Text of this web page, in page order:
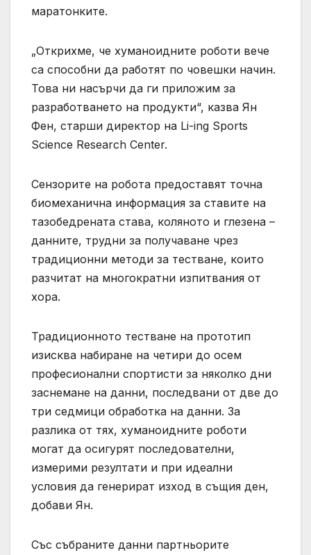
маратонките.
„Открихме, че хуманоидните роботи вече
са способни да работят по човешки начин.
Това ни насърчи да ги приложим за
разработването на продукти“, казва Ян
Фен, старши директор на Li-ing Sports
Science Research Center.
Сензорите на робота предоставят точна
биомеханична информация за ставите на
тазобедрената става, коляното и глезена –
данните, трудни за получаване чрез
традиционни методи за тестване, които
разчитат на многократни изпитвания от
хора.
Традиционното тестване на прототип
изисква набиране на четири до осем
професионални спортисти за няколко дни
заснемане на данни, последвани от две до
три седмици обработка на данни. За
разлика от тях, хуманоидните роботи
могат да осигурят последователни,
измерими резултати и при идеални
условия да генерират изход в същия ден,
добави Ян.
Със събраните данни партньорите